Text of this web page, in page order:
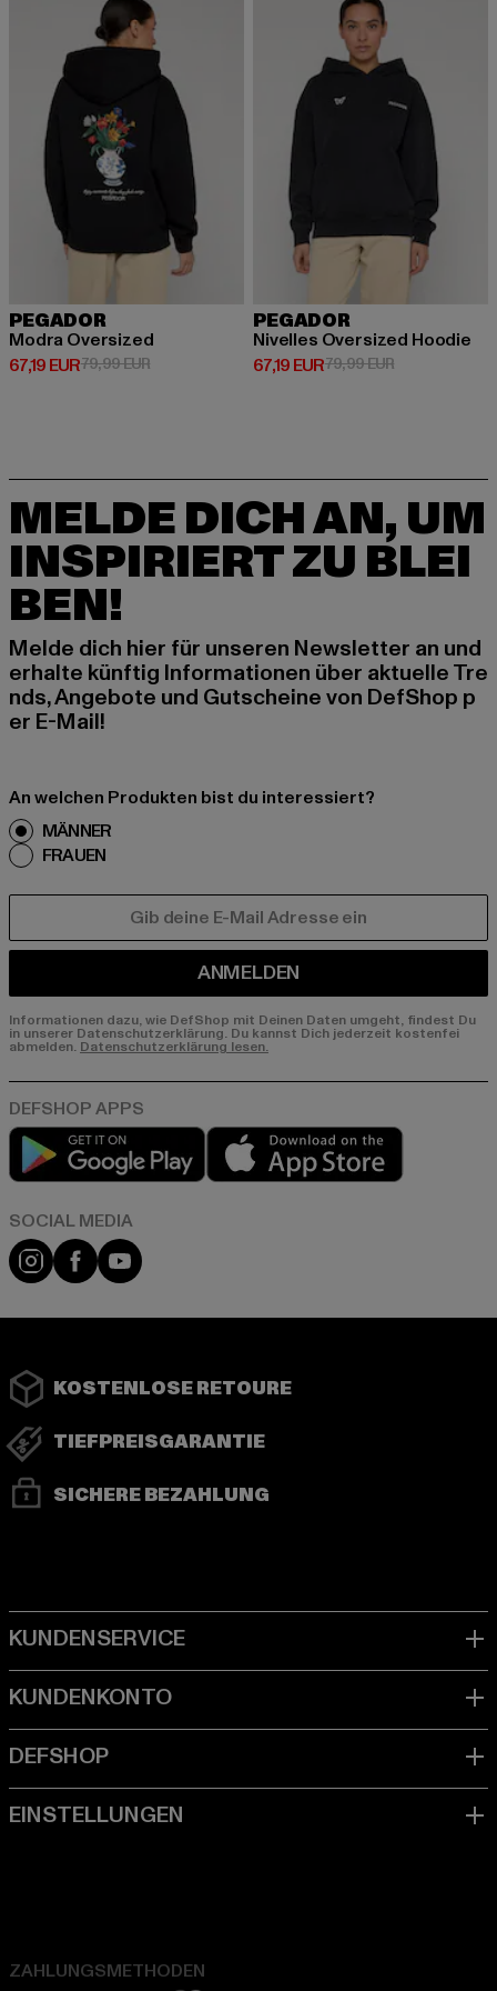
PEGADOR
Modra Oversized
67,19 EUR
Derzeitiger Preis: 67,19 EUR
79,99 EURAktionspreis: 79,99 EUR
PEGADOR
Nivelles Oversized Hoodie
67,19 EUR
Derzeitiger Preis: 67,19 EUR
79,99 EURAktionspreis:
MELDE DICH AN, UM
INSPIRIERT ZU BLEI
BEN!
Melde dich hier für unseren Newsletter an und
erhalte künftig Informationen über aktuelle Tre
nds, Angebote und Gutscheine von DefShop p
er E-Mail!
An welchen Produkten bist du interessiert?
MÄNNER
FRAUEN
ANMELDEN
Informationen dazu, wie DefShop mit Deinen Daten umgeht, findest Du
in unserer Datenschutzerklärung. Du kannst Dich jederzeit kostenfei
abmelden. Datenschutzerklärung lesen.
Play market
Instagram
FacebookYouTube
KOSTENLOSE RETOURE
TIEFPREISGARANTIE
SICHERE BEZAHLUNG
ZAHLUNGSMETHODEN